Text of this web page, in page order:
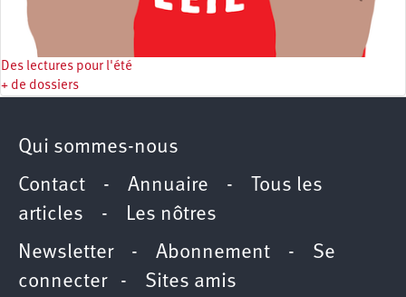
Des lectures pour l'été
+ de dossiers
Qui sommes-nous
Contact - Annuaire -
Tous les
articles - Les nôtres
Newsletter- Abonnement - Se
connecter- Sites amis